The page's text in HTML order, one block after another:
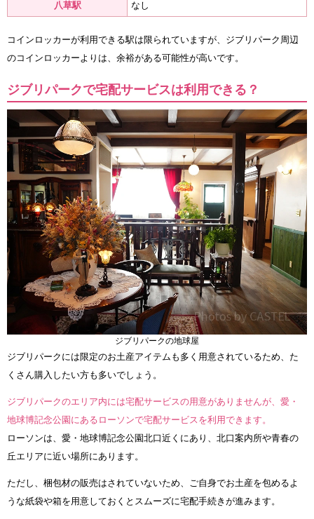
八草駅 なし
コインロッカーが利用できる駅は限られていますが、ジブリパーク周辺
のコインロッカーよりは、余裕がある可能性が高いです。
ジブリパークで宅配サービスは利用できる？
ジブリパークの地球屋
ジブリパークには限定のお土産アイテムも多く用意されているため、た
くさん購入したい方も多いでしょう。
ジブリパークのエリア内には宅配サービスの用意がありませんが、愛・
地球博記念公園にあるローソンで宅配サービスを利用できます。
ローソンは、愛・地球博記念公園北口近くにあり、北口案内所や青春の
丘エリアに近い場所にあります。
ただし、梱包材の販売はされていないため、ご自身でお土産を包めるよ
うな紙袋や箱を用意しておくとスムーズに宅配手続きが進みます。